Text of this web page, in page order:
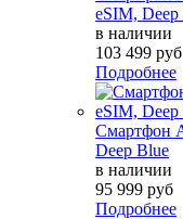
eSIM, Deep
в наличии
103 499 руб
Подробнее
Смартфон
Deep Blue
в наличии
95 999 руб
Подробнее